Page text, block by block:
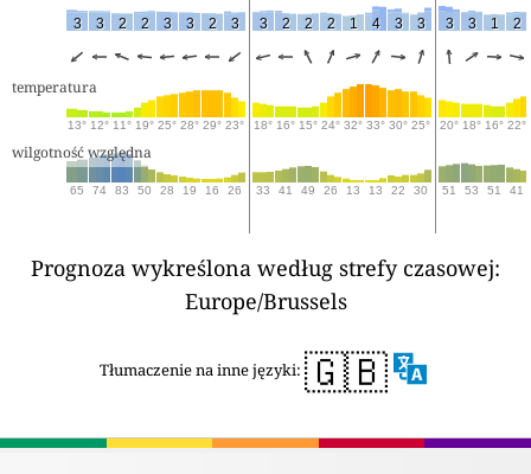
3 3 2 2 3 3 2 3 3 2 2 2 1 4 3 3 3 3 1 2
temperatura
13° 12° 11° 19° 25° 28° 29° 23° 18° 16° 15° 24° 32° 33° 30° 25° 20° 18° 16° 22°
wilgotność względna
65 74 83 50 28 19 16 26 33 41 49 26 13 13 22 30 51 53 51 41
Prognoza wykreślona według strefy czasowej:
Europe/Brussels
Tłumaczenie na inne języki: 🇬🇧